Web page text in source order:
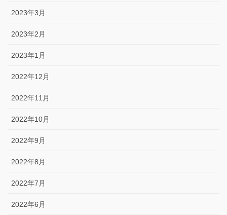
2023年3月
2023年2月
2023年1月
2022年12月
2022年11月
2022年10月
2022年9月
2022年8月
2022年7月
2022年6月